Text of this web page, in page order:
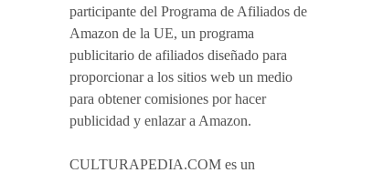
participante del Programa de Afiliados de
Amazon de la UE, un programa
publicitario de afiliados diseñado para
proporcionar a los sitios web un medio
para obtener comisiones por hacer
publicidad y enlazar a Amazon.
CULTURAPEDIA.COM es un